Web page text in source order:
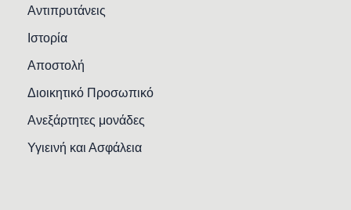
Αντιπρυτάνεις
Ιστορία
Αποστολή
Διοικητικό Προσωπικό
Ανεξάρτητες μονάδες
Υγιεινή και Ασφάλεια